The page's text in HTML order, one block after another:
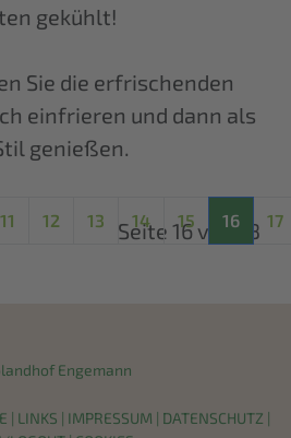
gekühlt!
Sie die erfrischenden
einfrieren und dann als
genießen.
Seite 16 von 18
11 12 13 14 15 16 17
Engemann
| LINKS | IMPRESSUM | DATENSCHUTZ |